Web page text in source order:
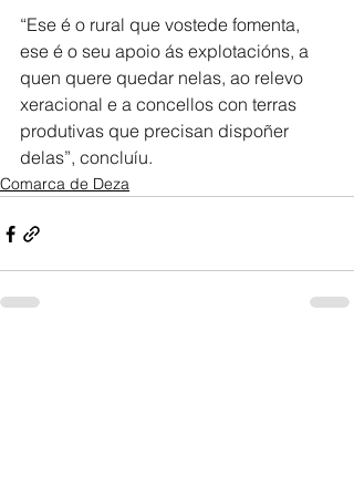
“Ese é o rural que vostede fomenta,
ese é o seu apoio ás explotacións, a
quen quere quedar nelas, ao relevo
xeracional e a concellos con terras
produtivas que precisan dispoñer
delas”, concluíu.
Comarca de Deza